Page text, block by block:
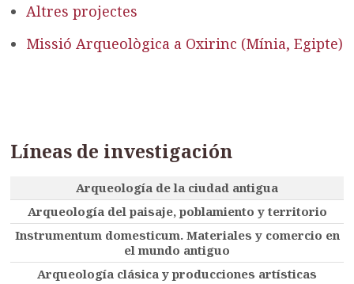
Altres projectes
Missió Arqueològica a Oxirinc (Mínia, Egipte)
Líneas de investigación
Arqueología de la ciudad antigua
Arqueología del paisaje, poblamiento y territorio
Instrumentum domesticum. Materiales y comercio en
el mundo antiguo
Arqueología clásica y producciones artísticas